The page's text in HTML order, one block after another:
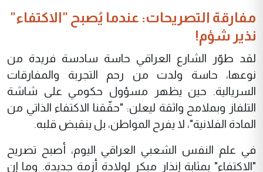
مفارقة التصريحات: عندما يُصبح "الاكتفاء"
نذير شؤم!
لقد طوّر الشارع العراقي حاسة سادسة فريدة من
نوعها، حاسة ولدت من رحم التجربة والمفارقات
السريالية. حين يظهر مسؤول حكومي على شاشة
التلفاز وبملامح واثقة ليعلن: "حقّقنا الاكتفاء الذاتي من
المادة الفلانية"، لا يفرح المواطن، بل ينقبض قلبه.
في علم النفس الشعبي العراقي اليوم، أصبح تصريح
"الاكتفاء" بمثابة إنذار مبكر لولادة أزمة جديدة. وما إن